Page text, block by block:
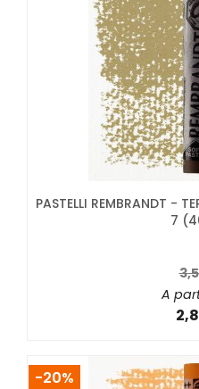
PASTELLI REMBRANDT -
7
A
-20%